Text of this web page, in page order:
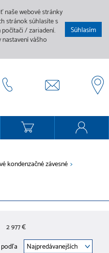
webové stránky
stránok súhlasíte s
/ zariadení.
vášho
Súhlasím
kondenzačné závesné >
2 977 €